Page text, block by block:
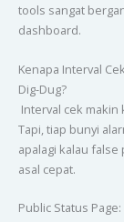
tools sangat
dashboard.
Kenapa Interval
Dig-Dug?
Interval cek makin
Tapi, tiap bunyi
apalagi kalau
asal cepat.
Public Status